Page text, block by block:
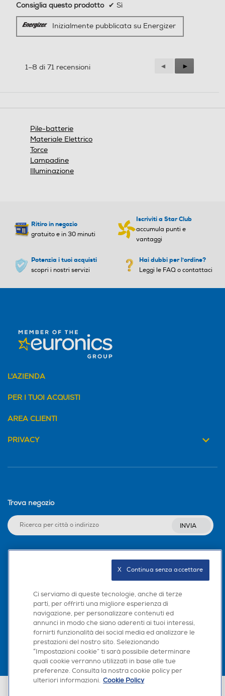
Consiglia questo prodotto ✔ Sì
Inizialmente pubblicata su Energizer
1–8 di 71 recensioni
Precedente
Reviews
◄
Successiva
Reviews
►
Pile-batterie
Materiale Elettrico
Torce
Lampadine
Illuminazione
Ritiro in negozio
gratuito e in 30 minuti
Iscriviti a Star Club
accumula punti e
vantaggi
Potenzia i tuoi acquisti
scopri i nostri servizi
Hai dubbi per l'ordine?
Leggi le FAQ o contattaci
L'AZIENDA
PER I TUOI ACQUISTI
AREA CLIENTI
PRIVACY
Trova negozio
INVIA
Scarica la nostra app
Ci serviamo di queste tecnologie, anche di terze
parti, per offrirti una migliore esperienza di
navigazione, per personalizzare contenuti ed
annunci in modo che siano aderenti ai tuoi interessi,
fornirti funzionalità dei social media ed analizzare le
prestazioni del nostro sito. Selezionando
“Impostazioni cookie” ti sarà possibile determinare
quali cookie verranno utilizzati in base alle tue
preferenze. Consulta la nostra cookie policy per
ulteriori informazioni. Cookie Policy
X   Continua senza accettare